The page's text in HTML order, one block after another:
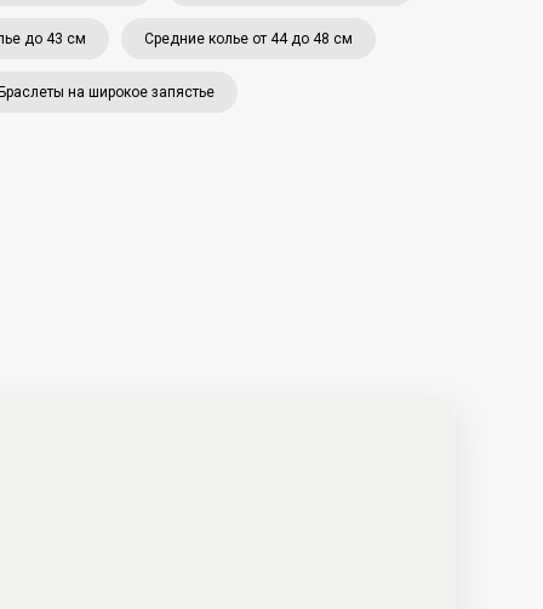
до 43 см Средние колье от 44 до 48 см
на широкое запястье